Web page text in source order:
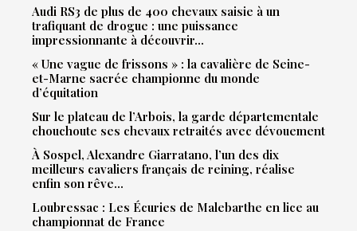
Audi RS3 de plus de 400 chevaux saisie à un
trafiquant de drogue : une puissance
impressionnante à découvrir…
« Une vague de frissons » : la cavalière de Seine-
et-Marne sacrée championne du monde
d’équitation
Sur le plateau de l’Arbois, la garde départementale
chouchoute ses chevaux retraités avec dévouement
À Sospel, Alexandre Giarratano, l’un des dix
meilleurs cavaliers français de reining, réalise
enfin son rêve…
Loubressac : Les Écuries de Malebarthe en lice au
championnat de France